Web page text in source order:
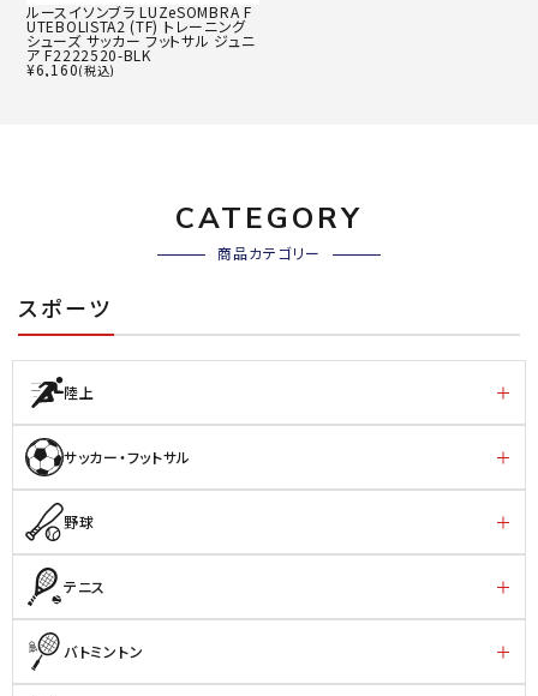
ルースイソンブラ LUZeSOMBRA F
UTEBOLISTA2 (TF) トレーニング
シューズ サッカー フットサル ジュニ
ア F2222520-BLK
¥6,160(税込)
CATEGORY
商品カテゴリー
スポーツ
陸上
サッカー・フットサル
野球
テニス
バトミントン